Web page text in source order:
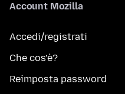
Account Mozilla
Accedi/registrati
Che cos’è?
Reimposta password